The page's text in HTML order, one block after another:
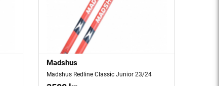
Madshus
Madshus Redline Classic Junior 23/24